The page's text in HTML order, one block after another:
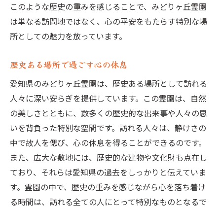
このような歴史の重みを感じることで、みどりヶ丘霊園
は単なる訪問地ではなく、心の平安をもたらす特別な場
所としての魅力を放っています。
歴史ある場所で過ごす心の休息
愛知県のみどりヶ丘霊園は、歴史ある場所として訪れる
人々に深い安らぎを提供しています。この霊園は、自然
の美しさとともに、数多くの歴史的な出来事や人々の思
いを背負った特別な空間です。訪れる人々は、静けさの
中で故人を偲び、心の休息を得ることができるのです。
また、広大な敷地には、歴史的な建物や文化財も点在し
ており、それらは愛知県の過去をしっかりと伝えていま
す。霊園の中で、歴史の重みを感じながら心を落ち着け
る時間は、訪れる全ての人にとって特別なものとなるで